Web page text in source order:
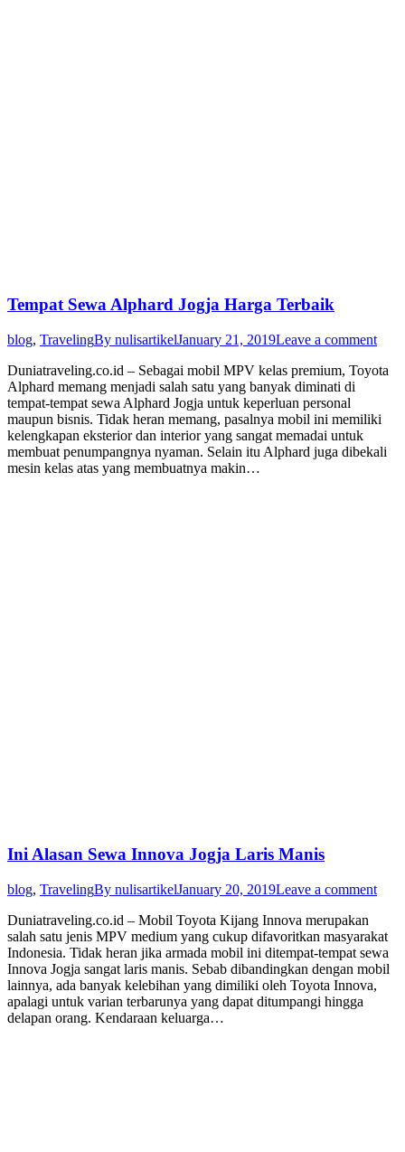
Tempat Sewa Alphard Jogja Harga Terbaik
blog, TravelingBy nulisartikelJanuary 21, 2019Leave a comment
Duniatraveling.co.id – Sebagai mobil MPV kelas premium, Toyota
Alphard memang menjadi salah satu yang banyak diminati di
tempat-tempat sewa Alphard Jogja untuk keperluan personal
maupun bisnis. Tidak heran memang, pasalnya mobil ini memiliki
kelengkapan eksterior dan interior yang sangat memadai untuk
membuat penumpangnya nyaman. Selain itu Alphard juga dibekali
mesin kelas atas yang membuatnya makin…
Ini Alasan Sewa Innova Jogja Laris Manis
blog, TravelingBy nulisartikelJanuary 20, 2019Leave a comment
Duniatraveling.co.id – Mobil Toyota Kijang Innova merupakan
salah satu jenis MPV medium yang cukup difavoritkan masyarakat
Indonesia. Tidak heran jika armada mobil ini ditempat-tempat sewa
Innova Jogja sangat laris manis. Sebab dibandingkan dengan mobil
lainnya, ada banyak kelebihan yang dimiliki oleh Toyota Innova,
apalagi untuk varian terbarunya yang dapat ditumpangi hingga
delapan orang. Kendaraan keluarga…